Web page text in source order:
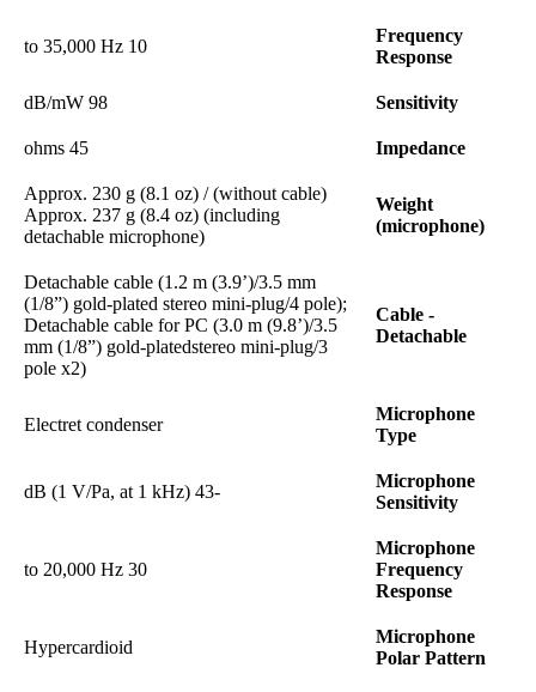
Frequency
Response
10 to 35,000 Hz
Sensitivity
98 dB/mW
Impedance
45 ohms
Weight
(microphone)
(without cable) Approx. 230 g (8.1 oz) /
Approx. 237 g (8.4 oz) (including
detachable microphone)
Cable -
Detachable
Detachable cable (1.2 m (3.9’)/3.5 mm
(1/8”) gold-plated stereo mini-plug/4 pole);
Detachable cable for PC (3.0 m (9.8’)/3.5
mm (1/8”) gold-platedstereo mini-plug/3
pole x2)
Microphone
Type
Electret condenser
Microphone
Sensitivity
-43 dB (1 V/Pa, at 1 kHz)
Microphone
Frequency
Response
30 to 20,000 Hz
Microphone
Polar Pattern
Hypercardioid